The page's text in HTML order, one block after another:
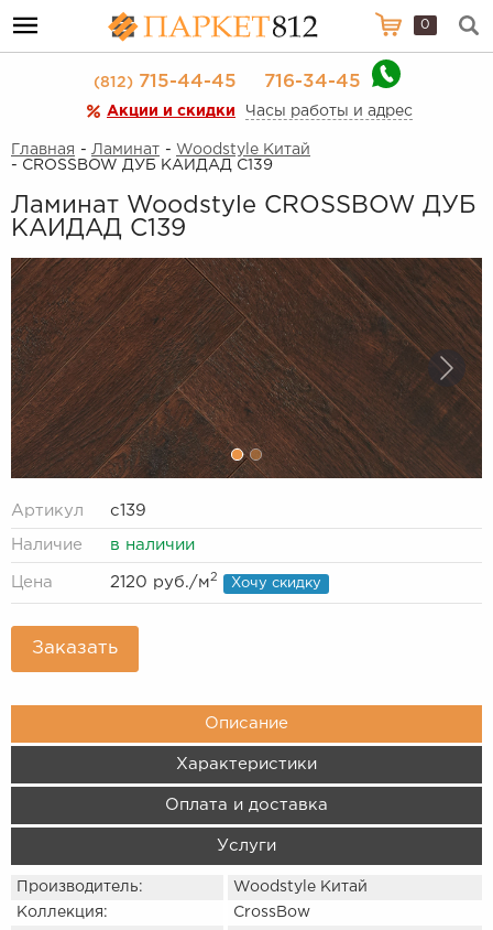
0
(812)715-44-45 716-34-45
Акции и скидки Часы работы и адрес
Главная - Ламинат - Woodstyle Китай
- CROSSBOW ДУБ КАИДАД C139
Ламинат Woodstyle CROSSBOW ДУБ
КАИДАД C139
Артикул c139
Наличие в наличии
Цена 2120 руб./м2 Хочу скидку
Заказать
Описание
Характеристики
Оплата и доставка
Услуги
Производитель:
Woodstyle Китай
Коллекция:
CrossBow